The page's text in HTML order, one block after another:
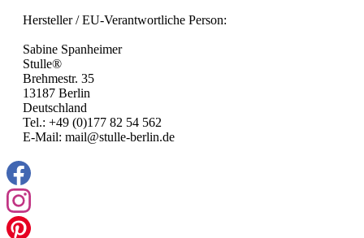
Hersteller / EU-Verantwortliche Person:
Sabine Spanheimer
Stulle®
Brehmestr. 35
13187 Berlin
Deutschland
Tel.: +49 (0)177 82 54 562
E-Mail: mail@stulle-berlin.de